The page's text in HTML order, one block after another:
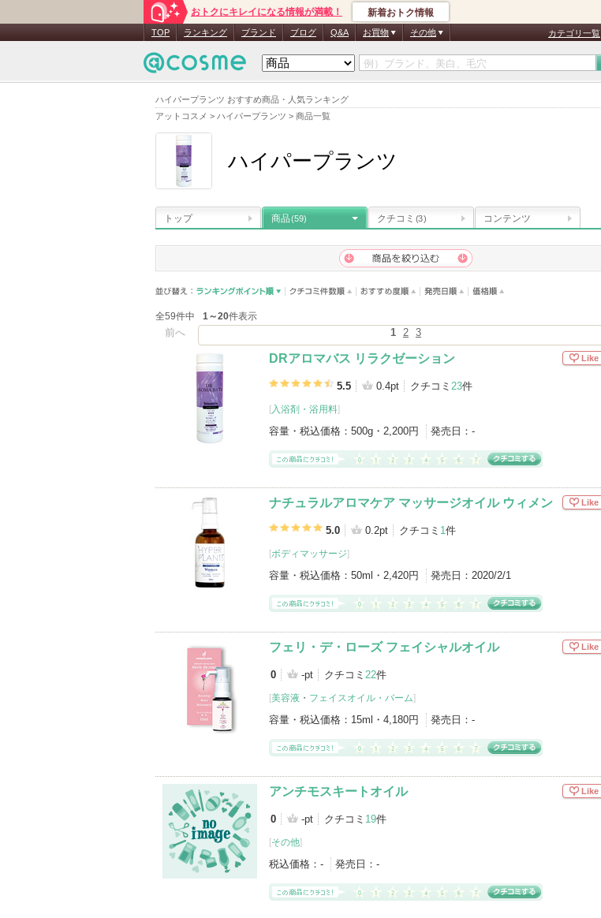
ハイパープランツ おすすめ商品・人気ランキング
アットコスメ > ハイパープランツ > 商品一覧
おトクにキレイになる情報が満載！ 新着おトク情報
TOP ランキング ブランド ブログ Q&A お買物 その他 カテゴリ一覧
ハイパープランツ
トップ 商品(59) クチコミ (3) コンテンツ
全59件中 1～20件表示
前へ 1 2 3
DRアロマバス リラクゼーション
5.5 0.4pt クチコミ 23件
[入浴剤・浴用料]
容量・税込価格： 500g・2,200円 発売日： -
Like
ナチュラルアロマケア マッサージオイル ウィメン
5.0 0.2pt クチコミ 1件
[ボディマッサージ]
容量・税込価格： 50ml・2,420円 発売日： 2020/2/1
Like
フェリ・デ・ローズ フェイシャルオイル
0 -pt クチコミ 22件
[美容液 ・ フェイスオイル・バーム]
容量・税込価格： 15ml・4,180円 発売日： -
Like
アンチモスキートオイル
0 -pt クチコミ 19件
[その他]
税込価格： - 発売日： -
Like